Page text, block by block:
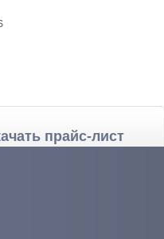
прайс-лист